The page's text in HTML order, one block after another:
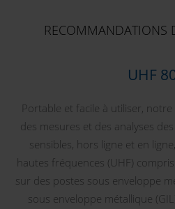
RECOMMANDATIONS
UHF
Portable et facile à utiliser,
des mesures et des analyses
sensibles, hors ligne et en
hautes fréquences (UHF)
sur des postes sous enveloppe
sous enveloppe métallique